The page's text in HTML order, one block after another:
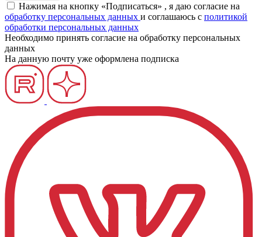
Нажимая на кнопку «Подписаться» , я даю согласие на
обработку персональных данных и соглашаюсь c политикой
обработки персональных данных
Необходимо принять согласие на обработку персональных
данных
На данную почту уже оформлена подписка